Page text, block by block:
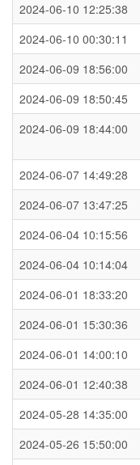
2024-06-10 12:25:38
2024-06-10 00:30:11
2024-06-09 18:56:00
2024-06-09 18:50:45
2024-06-09 18:44:00
2024-06-07 14:49:28
2024-06-07 13:47:25
2024-06-04 10:15:56
2024-06-04 10:14:04
2024-06-01 18:33:20
2024-06-01 15:30:36
2024-06-01 14:00:10
2024-06-01 12:40:38
2024-05-28 14:35:00
2024-05-26 15:50:00